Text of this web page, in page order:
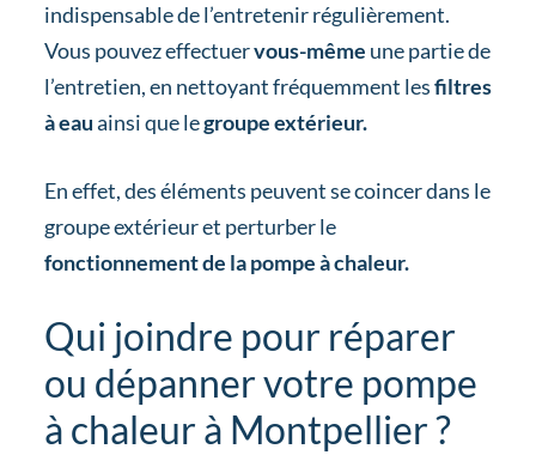
indispensable de l’entretenir régulièrement.
Vous pouvez effectuervous-même une partie de
l’entretien, en nettoyant fréquemment lesfiltres
à eauainsi que legroupe extérieur.
En effet, des éléments peuvent se coincer dans le
groupe extérieur et perturber le
fonctionnement de la pompe à chaleur.
Qui joindre pour réparer
ou dépanner votre pompe
à chaleur à Montpellier ?